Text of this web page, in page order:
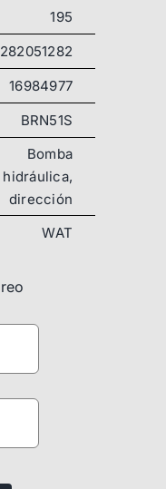
195
16984977
BRN51S
Bomba
hidráulica,
dirección
WAT